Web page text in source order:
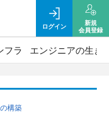
ログイン
新規
会員登録
フラ エンジニアの生き
構築